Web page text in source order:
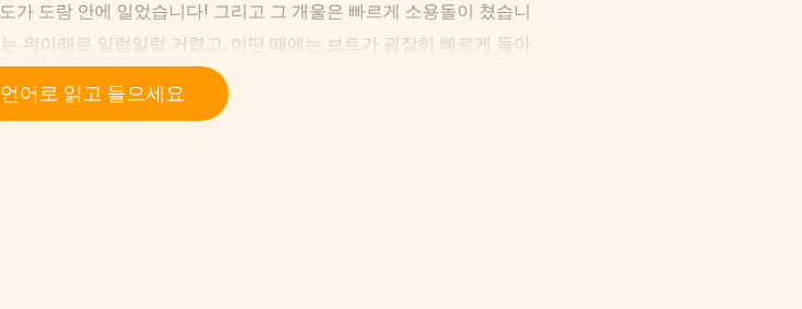
가 도랑 안에 일었습니다! 그리고 그 개울은 빠르게 소용돌이 쳤습니
위아래로 일렁일렁 거렸고, 어떤 때에는 보트가 굉장히 빠르게 돌아
얼굴은 변하지 않았습니다; 그는 그의 앞을 똑바로 보며 그의 머스켓
부분으로 형성 된 다리 아래로 날아갔고, 그곳은 양철 병정의 상자만큼
어로 읽고 들으세요